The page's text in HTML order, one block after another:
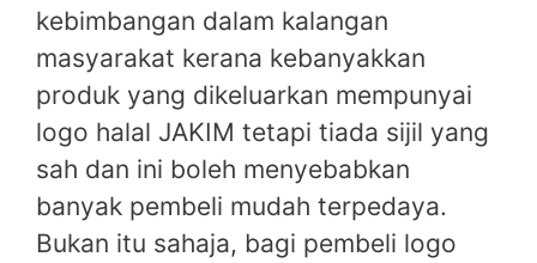
kebimbangan dalam kalangan
masyarakat kerana kebanyakkan
produk yang dikeluarkan mempunyai
logo halal JAKIM tetapi tiada sijil yang
sah dan ini boleh menyebabkan
banyak pembeli mudah terpedaya.
Bukan itu sahaja, bagi pembeli logo